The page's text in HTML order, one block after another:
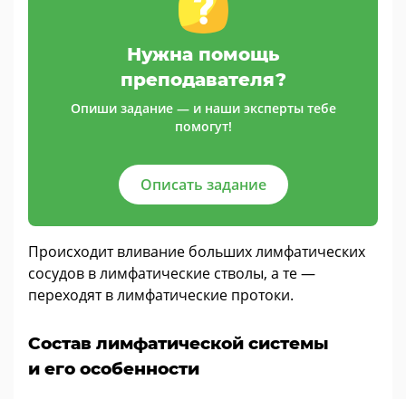
Нужна помощь
преподавателя?
Опиши задание — и наши эксперты тебе
помогут!
Описать задание
Происходит вливание больших лимфатических
сосудов в лимфатические стволы, а те —
переходят в лимфатические протоки.
Состав лимфатической системы
и его особенности